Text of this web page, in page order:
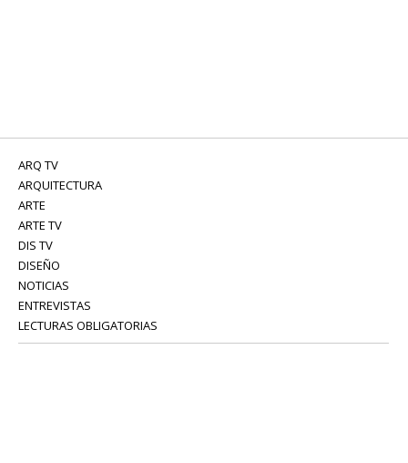
ARQ TV
ARQUITECTURA
ARTE
ARTE TV
DIS TV
DISEÑO
NOTICIAS
ENTREVISTAS
LECTURAS OBLIGATORIAS